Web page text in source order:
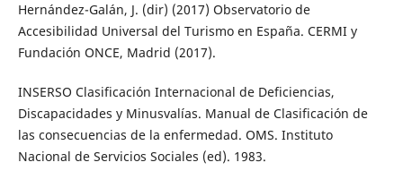
Hernández-Galán, J. (dir) (2017) Observatorio de
Accesibilidad Universal del Turismo en España. CERMI y
Fundación ONCE, Madrid (2017).
INSERSO Clasificación Internacional de Deficiencias,
Discapacidades y Minusvalías. Manual de Clasificación de
las consecuencias de la enfermedad. OMS. Instituto
Nacional de Servicios Sociales (ed). 1983.